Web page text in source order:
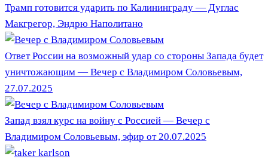
Трамп готовится ударить по Калининграду — Дуглас
Макгрегор, Эндрю Наполитано
Ответ России на возможный удар со стороны Запада будет
уничтожающим — Вечер с Владимиром Соловьевым,
27.07.2025
Запад взял курс на войну с Россией — Вечер с
Владимиром Соловьевым, эфир от 20.07.2025